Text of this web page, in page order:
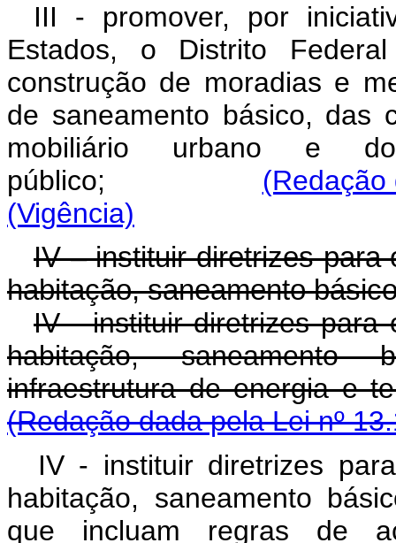
III - promover, por
Estados, o Distrito
construção de moradias e
de saneamento básico, das
mobiliário urbano e
público; (Redação
(Vigência)
IV – instituir diretrizes para
habitação, saneamento
IV - instituir diretrizes para
habitação, saneamento
infraestrutura de
(Redação dada pela Lei nº
IV - instituir diretrizes
habitação, saneamento
que incluam regras de